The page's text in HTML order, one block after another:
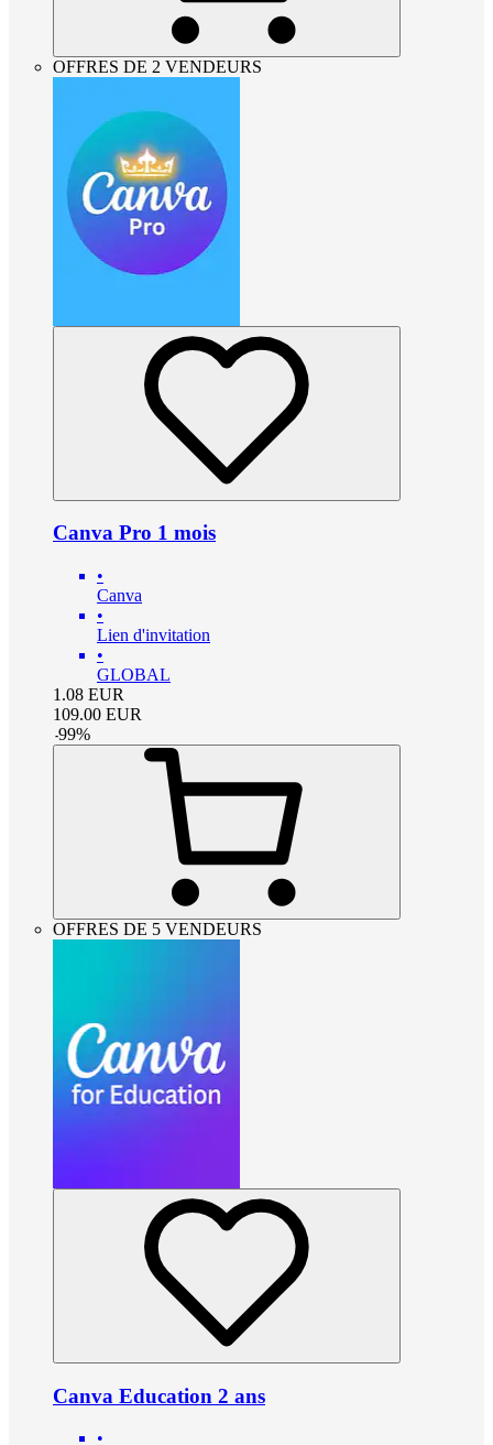
OFFRES DE 2 VENDEURS
Canva Pro 1 mois
•
Canva
•
Lien d'invitation
•
GLOBAL
1.08 EUR
109.00 EUR
-99%
OFFRES DE 5 VENDEURS
Canva Education 2 ans
•